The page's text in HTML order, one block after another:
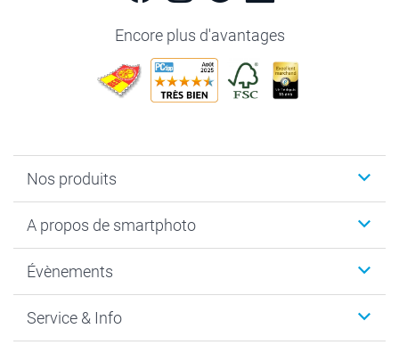
Encore plus d'avantages
Nos produits
Cadeaux photo
MyNameBook
Développement photo & Tirage photo
A propos de smartphoto
Durabilité
Gestion des cookies
Évènements
Nouvel An
Service & Info